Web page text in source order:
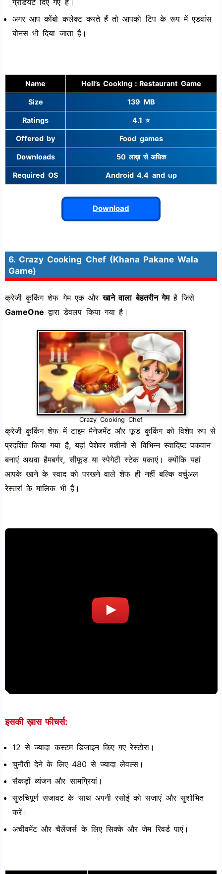
ग्रेडियंट दिए गए हैं।
अगर आप कोंबो कलेक्ट करते हैं तो आपको टिप के रूप में एडवांस
बोनस भी दिया जाता है।
Name Hell’s Cooking：Restaurant Game
Size 139 MB
Ratings 4.1 ⭐
Offered by Food games
Downloads 50 लाख़ से अधिक
Required OS Android 4.4 and up
Download
6. Crazy Cooking Chef (Khana Pakane Wala
Game)
क्रेजी कुकिंग शेफ गेम एक औरखाने वाला बेहतरीन गेमहै जिसे
GameOne द्वारा डेवलप किया गया है।
Crazy Cooking Chef
क्रेजी कुकिंग शेफ में टाइम मैनेजमेंट और फूड कुकिंग को विशेष रुप से
प्रदर्शित किया गया है, यहां पेशेवर मशीनों से विभिन्न स्वादिष्ट पकवान
बनाएं अथवा हैमबर्गर, सीफूड या स्पेगेटी स्टेक पकाएं। क्योंकि यहां
आपके खाने के स्वाद को परखने वाले शेफ ही नहीं बल्कि वर्चुअल
रेस्तरां के मालिक भी हैं।
इसकी ख़ास फीचर्स:
12 से ज्यादा कस्टम डिजाइन किए गए रेस्टोरा।
चुनौती देने के लिए 480 से ज्यादा लेवल्स।
सैकड़ों व्यंजन और सामग्रियां।
सुरुचिपूर्ण सजावट के साथ अपनी रसोई को सजाएं और सुशोभित
करें।
अचीवमेंट और चैलेंजर्स के लिए सिक्के और जेम रिवर्ड पाएं।